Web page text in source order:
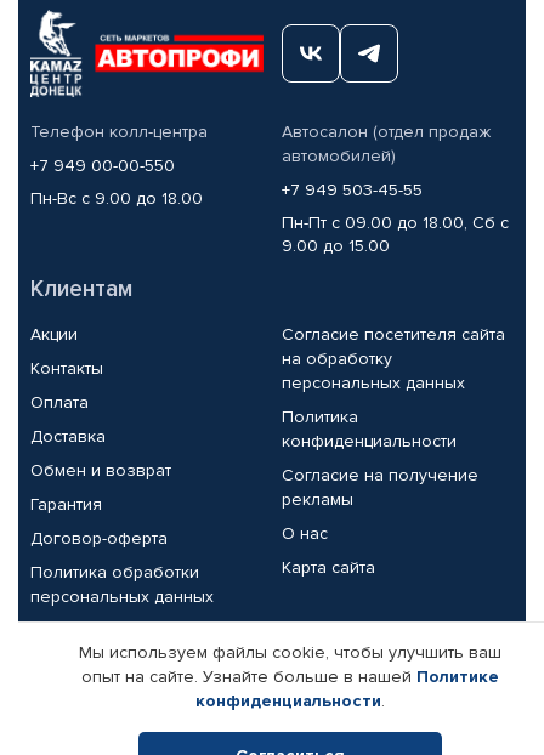
Телефон колл-центра
+7 949 00-00-550
Пн-Вс с 9.00 до 18.00
Автосалон (отдел продаж
автомобилей)
+7 949 503-45-55
Пн-Пт с 09.00 до 18.00, Сб с
9.00 до 15.00
Клиентам
Акции
Контакты
Оплата
Доставка
Обмен и возврат
Гарантия
Договор-оферта
Политика обработки
персональных данных
Согласие посетителя сайта
на обработку
персональных данных
Политика
конфиденциальности
Согласие на получение
рекламы
О нас
Карта сайта
Партнерам
Корпоративным клиентам
Поставщикам
Реквизиты компании
Мы используем файлы cookie, чтобы улучшить ваш
опыт на сайте. Узнайте больше в нашей Политике
конфиденциальности.